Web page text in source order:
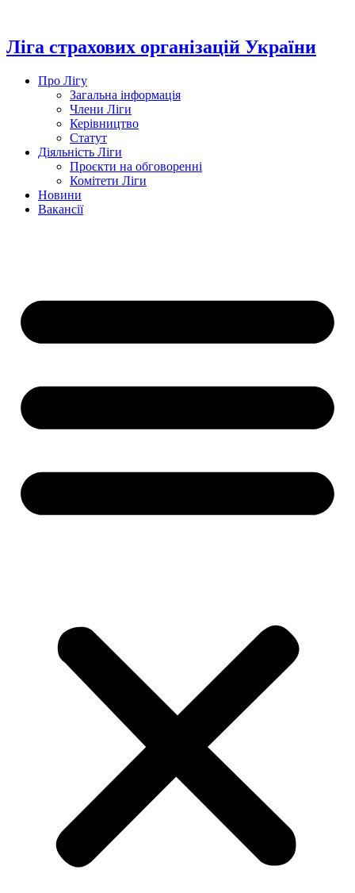
вмісту
Ліга страхових організацій України
Про Лігу
Загальна інформація
Члени Ліги
Керівництво
Статут
Діяльність Ліги
Проєкти на обговоренні
Комітети Ліги
Новини
Вакансії